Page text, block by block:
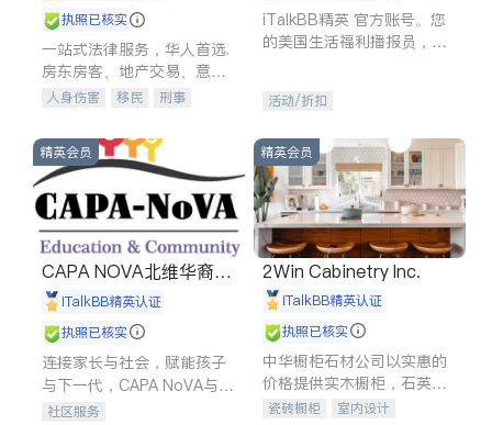
执照已核实
一站式法律服务，华人首选.
房东房客、地产交易、意外
伤害、车祸重伤、商业诉
建筑合同、刑事案件全包办
人身伤害 移民
刑事
信托/遗嘱
商业
索赔
律师-其它 保释
iTalkBB精英 官方账号。您
的美国生活福利播报员，精
专属福利。
活动/折扣
精英会员
CAPA NOVA北维华裔家
长会iTalkBB精英认证
执照已核实
连接家长与社会，赋能孩子
与下一代，CAPA NoVA与您
携手建设包容、公平、充满
社区服务
精英会员
2Win Cabinetry Inc.
iTalkBB精英认证
执照已核实
中华橱柜石材公司以实惠的
价格提供实木橱柜，石英石
台面，多种优质不锈钢水
瓷砖橱柜
室内设计